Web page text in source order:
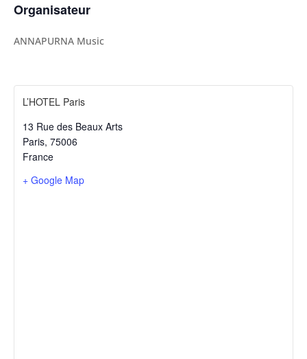
Organisateur
ANNAPURNA Music
L’HOTEL Paris
13 Rue des Beaux Arts
Paris, 75006
France
+ Google Map